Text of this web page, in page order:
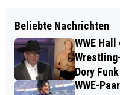
Beliebte Nachrichten
WWE
Dory
WWE-